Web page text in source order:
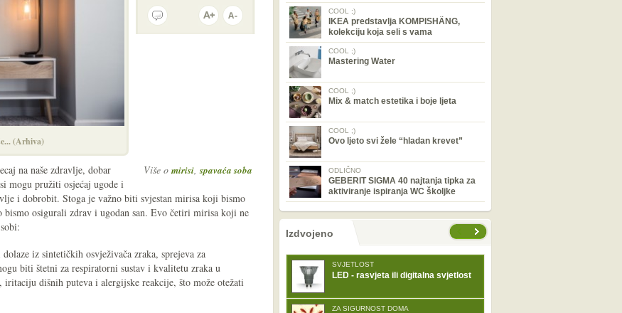
(Arhiva)
Više o mirisi,spavaća soba
na naše zdravlje, dobar
mogu pružiti osjećaj ugode i
i dobrobit. Stoga je važno biti svjestan mirisa koji bismo
osigurali zdrav i ugodan san. Evo četiri mirisa koji ne
iz sintetičkih osvježivača zraka, sprejeva za
biti štetni za respiratorni sustav i kvalitetu zraka u
dišnih puteva i alergijske reakcije, što može otežati
COOL ;)
IKEA predstavlja KOMPISHÄNG,
kolekciju koja seli s vama
COOL ;)
Mastering Water
COOL ;)
Mix & match estetika i boje ljeta
COOL ;)
Ovo ljeto svi žele “hladan krevet”
ODLIČNO
GEBERIT SIGMA 40 najtanja tipka za
aktiviranje ispiranja WC školjke
nema prethodne stranice
sljedećeIzdvojeno
SVJETLOST
LED - rasvjeta ili digitalna svjetlost
ZA SIGURNOST DOMA